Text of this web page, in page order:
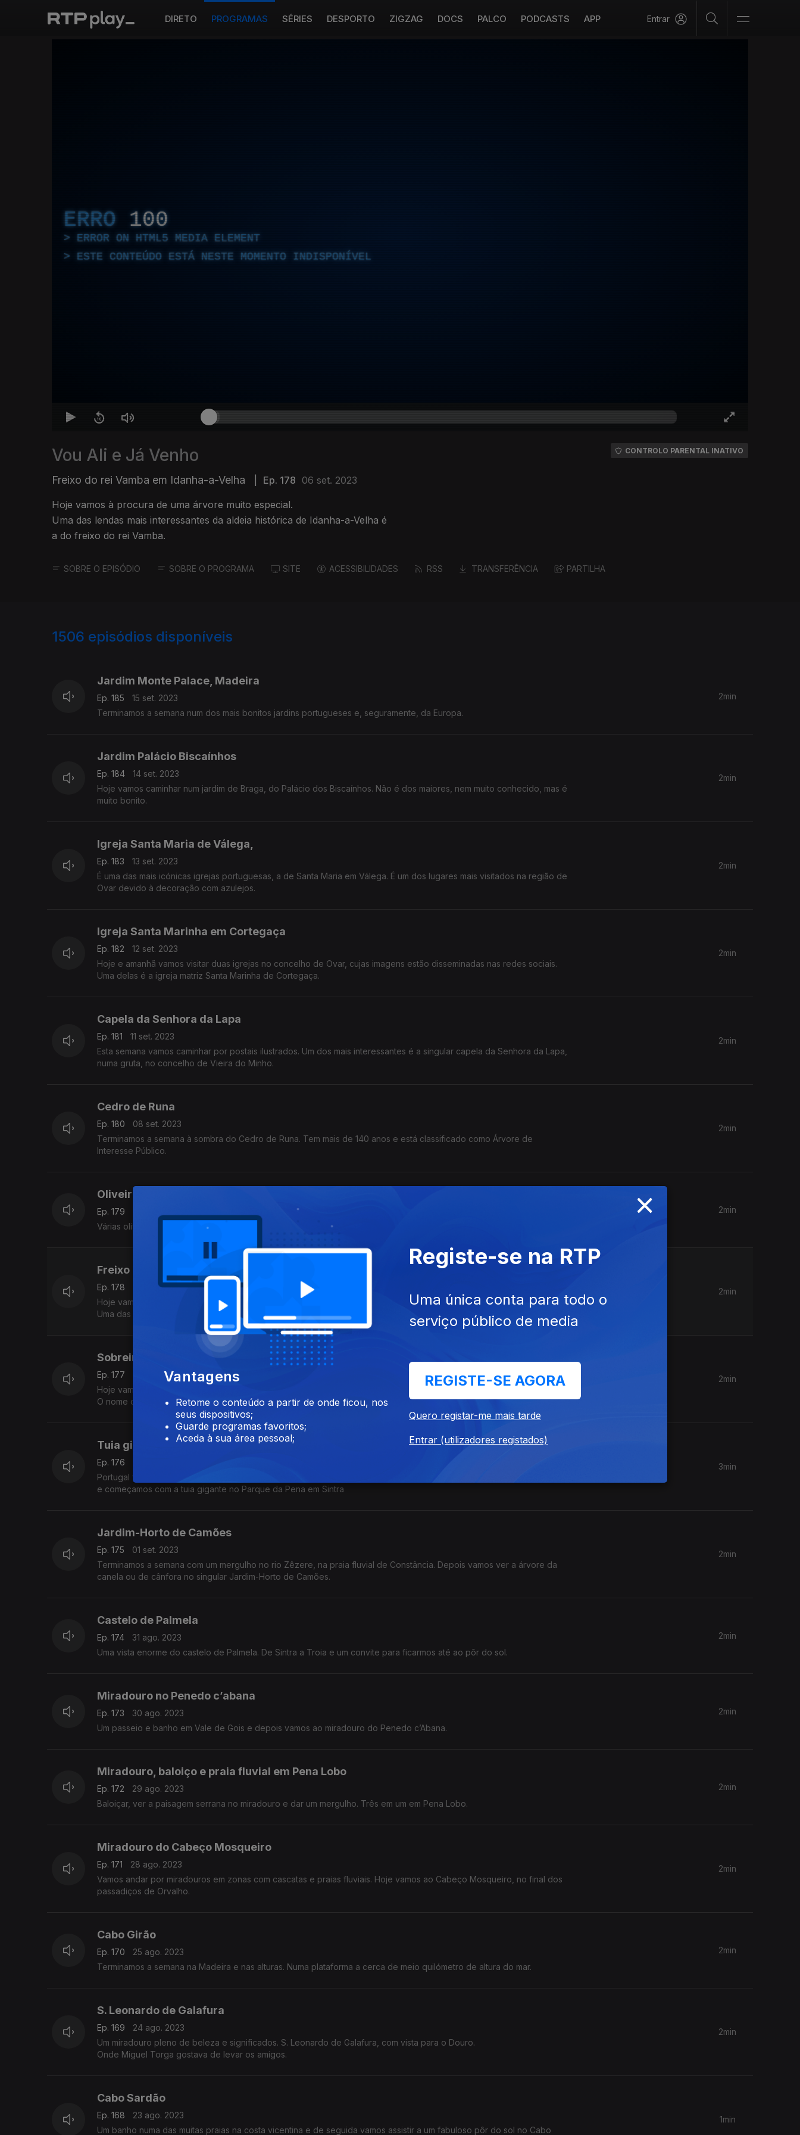
DIRETO PROGRAMAS SÉRIES DESPORTO ZIGZAG DOCS PALCO PODCASTS APP Entrar
ERRO 100
ERROR ON HTML5 MEDIA ELEMENT
ESTE CONTEÚDO ESTÁ NESTE MOMENTO INDISPONÍVEL
Vou Ali e Já Venho
Freixo do rei Vamba em Idanha-a-Velha Ep. 178 06 set. 2023
Hoje vamos à procura de uma árvore muito especial.
Uma das lendas mais interessantes da aldeia histórica de Idanha-a-Velha é
a do freixo do rei Vamba.
CONTROLO PARENTAL INATIVO
SOBRE O EPISÓDIO SOBRE O PROGRAMA SITE ACESSIBILIDADES RSS TRANSFERÊNCIA PARTILHA
1506 episódios disponíveis
Jardim Monte Palace, Madeira
Ep. 185
15 set. 2023
Terminamos a semana num dos mais bonitos jardins portugueses e, seguramente, da Europa.
2min
Jardim Palácio Biscaínhos
Ep. 184
14 set. 2023
Hoje vamos caminhar num jardim de Braga, do Palácio dos Biscaínhos. Não é dos maiores, nem muito conhecido, mas é
muito bonito.
2min
Igreja Santa Maria de Válega,
Ep. 183
13 set. 2023
É uma das mais icónicas igrejas portuguesas, a de Santa Maria em Válega. É um dos lugares mais visitados na região de
Ovar devido à decoração com azulejos.
2min
Igreja Santa Marinha em Cortegaça
Ep. 182
12 set. 2023
Hoje e amanhã vamos visitar duas igrejas no concelho de Ovar, cujas imagens estão disseminadas nas redes sociais.
Uma delas é a igreja matriz Santa Marinha de Cortegaça.
2min
Capela da Senhora da Lapa
Ep. 181
11 set. 2023
Esta semana vamos caminhar por postais ilustrados. Um dos mais interessantes é a singular capela da Senhora da Lapa,
numa gruta, no concelho de Vieira do Minho.
2min
Cedro de Runa
Ep. 180
08 set. 2023
Terminamos a semana à sombra do Cedro de Runa. Tem mais de 140 anos e está classificado como Árvore de
Interesse Público.
2min
Oliveiras milenares de Serpa
Ep. 179
Várias oliveiras com mais de mil anos fazem parte da paisagem urbana de Serpa e da memória de alguns bairros.
2min
Freixo do rei Vamba em Idanha-a-Velha
Ep. 178
06 set. 2023
Hoje vamos à procura de uma árvore muito especial.
Uma das lendas mais interessantes da aldeia histórica de Idanha-a-Velha é a do freixo do rei Vamba.
2min
Sobreiro assobiador,Águas de Moura,
Ep. 177
05 set. 2023
Hoje vamos a Águas de Moura conhecer o sobreiro assobiador.
O nome deve-se ao som das muitas aves que se protegem na copa ao final da tarde.
2min
Tuia gigante no Parque da Pena
Ep. 176
Portugal foi um dos primeiros países europeus a proteger árvores monumentais. Esta semana vamos conhecer algumas
e começamos com a tuia gigante no Parque da Pena em Sintra
3min
Jardim-Horto de Camões
Ep. 175
01 set. 2023
Terminamos a semana com um mergulho no rio Zêzere, na praia fluvial de Constância. Depois vamos ver a árvore da
canela ou de cânfora no singular Jardim-Horto de Camões.
2min
Castelo de Palmela
Ep. 174
31 ago. 2023
Uma vista enorme do castelo de Palmela. De Sintra a Troia e um convite para ficarmos até ao pôr do sol.
2min
Miradouro no Penedo c’abana
Ep. 173
30 ago. 2023
Um passeio e banho em Vale de Gois e depois vamos ao miradouro do Penedo c’Abana.
2min
Miradouro, baloiço e praia fluvial em Pena Lobo
Ep. 172
29 ago. 2023
Baloiçar, ver a paisagem serrana no miradouro e dar um mergulho. Três em um em Pena Lobo.
2min
Miradouro do Cabeço Mosqueiro
Ep. 171
28 ago. 2023
Vamos andar por miradouros em zonas com cascatas e praias fluviais. Hoje vamos ao Cabeço Mosqueiro, no final dos
passadiços de Orvalho.
2min
Cabo Girão
Ep. 170
25 ago. 2023
Terminamos a semana na Madeira e nas alturas. Numa plataforma a cerca de meio quilómetro de altura do mar.
2min
S. Leonardo de Galafura
Ep. 169
24 ago. 2023
Um miradouro pleno de beleza e significados. S. Leonardo de Galafura, com vista para o Douro.
Onde Miguel Torga gostava de levar os amigos.
2min
Cabo Sardão
Ep. 168
23 ago. 2023
Um banho numa das muitas praias na costa vicentina e de seguida vamos assistir a um fabuloso pôr do sol no Cabo
1min
×
Vantagens
Retome o conteúdo a partir de onde ficou, nos
seus dispositivos;
Guarde programas favoritos;
Aceda à sua área pessoal;
Registe-se na RTP
Uma única conta para todo o
serviço público de media
REGISTE-SE AGORA
Quero registar-me mais tarde
Entrar (utilizadores registados)